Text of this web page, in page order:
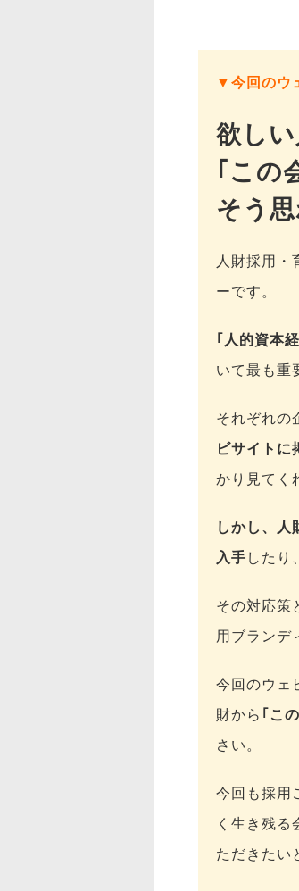
▼今回のウ
欲し
｢この
そう
人財採用・
ーです。
｢人的資本
いて最も重
それぞれの
ビサイトに
かり見てく
しかし、人
入手 したり、
その対応策
用ブランデ
今回のウェ
財から ｢こ
さい。
今回も採用
く生き残
ただきたい